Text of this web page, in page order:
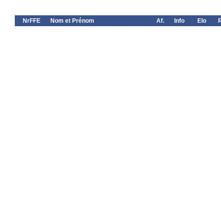
NrFFE Nom et Prénom Af. Info Elo